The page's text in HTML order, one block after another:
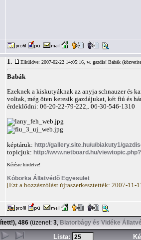
1. Elküldve: 2007-02-22 14:05:16, w. gazdis! Babák
Babák
Ezeknek a kiskutyáknak az anyja schnauzer és
voltak, még öten keresik gazdájukat, két fiú és
érdeklődni: 06-20-22-79-222,. 06-30-546-1310
képtáruk: http://gallery.site.hu/u/biakuty1/
topicjuk: http://wvw.netboard.hu/
Kérésre hirdetve!
Kóborka Állatvédő Egyesület
[Ezt a hozzászólást újraszerkesztették: 2007-11-
486 (üzenet: 3, Biatorbágy és Vidéke
Lista: